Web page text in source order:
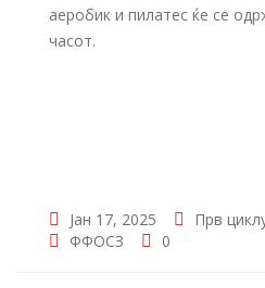
аеробик и пилатес ќе се
часот.
Јан 17, 2025 Прв
ФФОСЗ
0